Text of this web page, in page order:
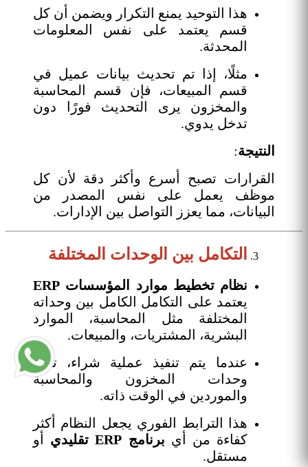
هذا التوحيد يمنع التكرار ويضمن أن كل
قسم يعتمد على نفس المعلومات
المحدثة.
مثلًا، إذا تم تحديث بيانات عميل في
قسم المبيعات، فإن قسم المحاسبة
والمخزون يرى التحديث فورًا دون
تدخل يدوي.
النتيجة:
القرارات تصبح أسرع وأكثر دقة لأن كل
موظف يعمل على نفس المصدر من
البيانات، مما يعزز التواصل بين الإدارات.
التكامل بين الوحدات المختلفة
نظام تخطيط موارد المؤسسات ERP
يعتمد على التكامل الكامل بين وحداته
المختلفة مثل المحاسبة، الموارد
البشرية، المشتريات، والمبيعات.
عندما يتم تنفيذ عملية شراء، تتأثر
وحدات المخزون والمحاسبة
والموردين في الوقت ذاته.
هذا الترابط الفوري يجعل النظام أكثر
كفاءة من أي برنامج ERP تقليدي
أو
مستقل.